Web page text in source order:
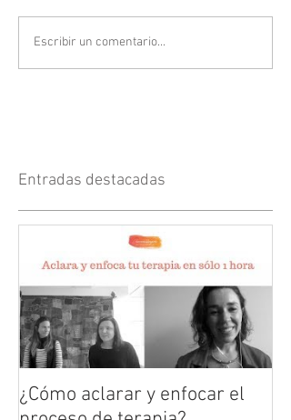
Escribir un comentario...
Entradas destacadas
¿Cómo aclarar y enfocar el